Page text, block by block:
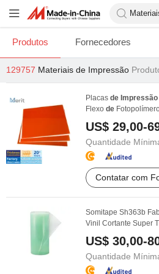
Produtos Fornecedores
129757 Materiais de Impressão
Placas de Impressão
Flexo de
US$ 29,00-
Quantidade
Contatar com
Somitape Sh363b
Vinil Cortante Super
US$ 30,00-
Quantidade